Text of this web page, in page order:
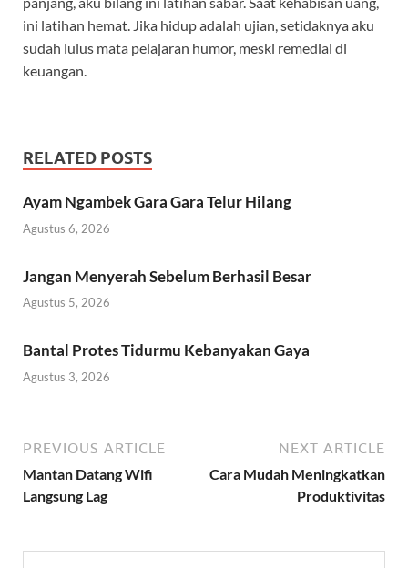
ini latihan hemat. Jika hidup adalah ujian, setidaknya aku
sudah lulus mata pelajaran humor, meski remedial di
keuangan.
RELATED POSTS
Ayam Ngambek Gara Gara Telur Hilang
Agustus 6, 2026
Jangan Menyerah Sebelum Berhasil Besar
Agustus 5, 2026
Bantal Protes Tidurmu Kebanyakan Gaya
Agustus 3, 2026
PREVIOUS ARTICLE
Mantan Datang Wifi
Langsung Lag
NEXT ARTICLE
Cara Mudah Meningkatkan
Produktivitas